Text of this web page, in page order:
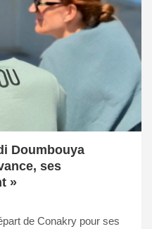
Doumbouya
ses
»
de Conakry pour ses